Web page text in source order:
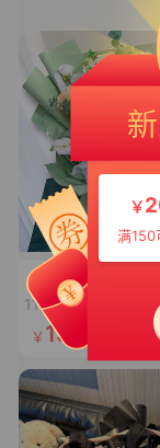
【花样年华】
11朵香槟花束
139
￥
满150
30
满
￥
满399